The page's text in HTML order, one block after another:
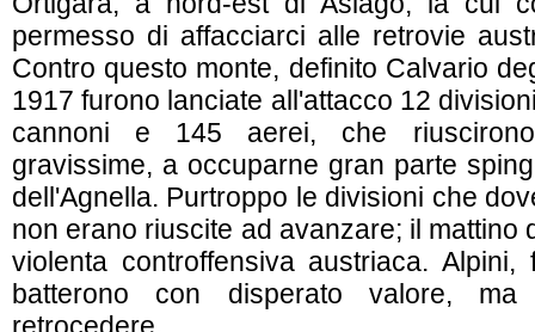
permesso di affacciarci alle retrovie
Contro questo monte, definito Calvario
1917 furono lanciate all'attacco 12
cannoni e 145 aerei, che
gravissime, a occuparne gran parte
dell'Agnella. Purtroppo le divisioni che
non erano riuscite ad avanzare; il mattino
violenta controffensiva austriaca.
batterono con disperato valore,